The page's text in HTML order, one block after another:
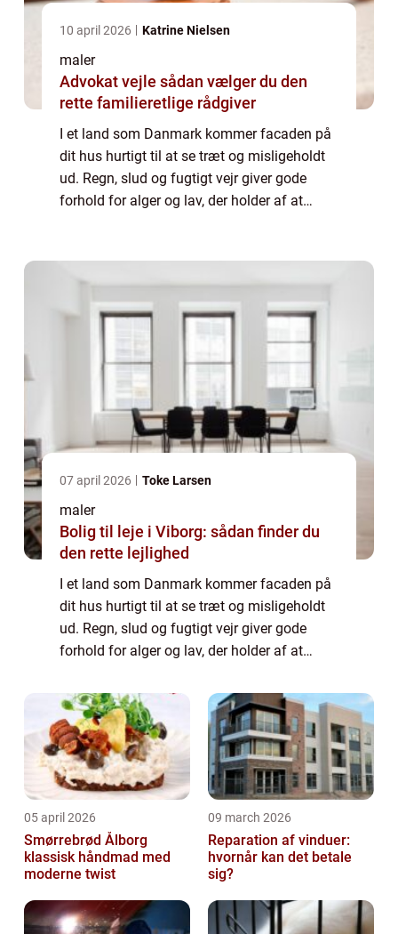
10 april 2026 Katrine Nielsen
maler
Advokat vejle sådan vælger du den
rette familieretlige rådgiver
I et land som Danmark kommer facaden på
dit hus hurtigt til at se træt og misligeholdt
ud. Regn, slud og fugtigt vejr giver gode
forhold for alger og lav, der holder af at
07 april 2026 Toke Larsen
maler
Bolig til leje i Viborg: sådan finder du
den rette lejlighed
I et land som Danmark kommer facaden på
dit hus hurtigt til at se træt og misligeholdt
ud. Regn, slud og fugtigt vejr giver gode
forhold for alger og lav, der holder af at
adgang til fu...
05 april 2026
Smørrebrød Ålborg
klassisk håndmad med
moderne twist
09 march 2026
Reparation af vinduer:
hvornår kan det betale
sig?